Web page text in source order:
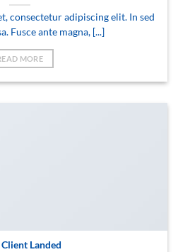
consectetur adipiscing elit. In sed
Fusce ante magna, [...]
MORE
Landed